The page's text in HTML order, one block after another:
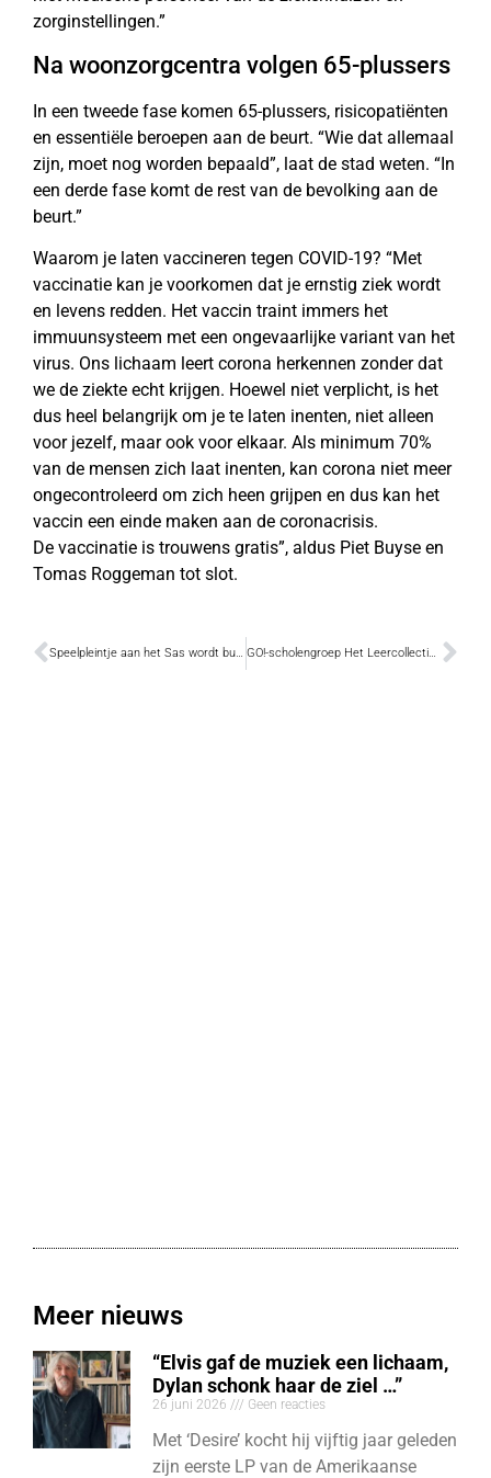
zorginstellingen.”
Na woonzorgcentra volgen 65-plussers
In een tweede fase komen 65-plussers, risicopatiënten
en essentiële beroepen aan de beurt. “Wie dat allemaal
zijn, moet nog worden bepaald”, laat de stad weten. “In
een derde fase komt de rest van de bevolking aan de
beurt.”
Waarom je laten vaccineren tegen COVID-19? “Met
vaccinatie kan je voorkomen dat je ernstig ziek wordt
en levens redden. Het vaccin traint immers het
immuunsysteem met een ongevaarlijke variant van het
virus. Ons lichaam leert corona herkennen zonder dat
we de ziekte echt krijgen. Hoewel niet verplicht, is het
dus heel belangrijk om je te laten inenten, niet alleen
voor jezelf, maar ook voor elkaar. Als minimum 70%
van de mensen zich laat inenten, kan corona niet meer
ongecontroleerd om zich heen grijpen en dus kan het
vaccin een einde maken aan de coronacrisis.
De vaccinatie is trouwens gratis”, aldus Piet Buyse en
Tomas Roggeman tot slot.
Speelpleintje aan het Sas wordt buitenfitness GO!-scholengroep Het Leercollectief groeit verder
Meer nieuws
“Elvis gaf de muziek een lichaam,
Dylan schonk haar de ziel …”
26 juni 2026 Geen reacties
Met ‘Desire’ kocht hij vijftig jaar geleden
zijn eerste LP van de Amerikaanse